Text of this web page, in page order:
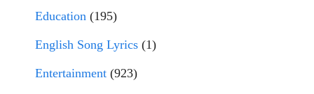
Education (195)
English Song Lyrics (1)
Entertainment (923)